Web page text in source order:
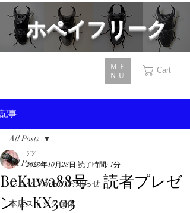
​ホペイフリーク
ME
NU
Cart
記事
All Posts
ショップからのお知らせ
本店ストック個体
All Posts
BeKuwa88号 読者プレゼ
ントKX303
YY
2023年10月28日 読了時間: 1分